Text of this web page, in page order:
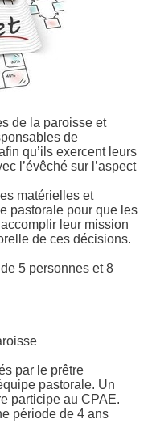
de la paroisse et
de
qu’ils exercent leurs
l’évêché sur l’aspect
matérielles et
pastorale pour que les
leur mission
de ces décisions.
5 personnes et 8
par le prêtre
pastorale. Un
participe au CPAE.
période de 4 ans